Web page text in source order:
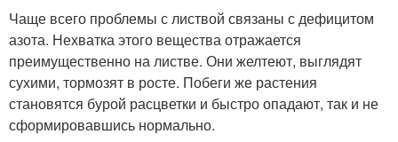
Чаще всего проблемы с листвой связаны с дефицитом
азота. Нехватка этого вещества отражается
преимущественно на листве. Они желтеют, выглядят
сухими, тормозят в росте. Побеги же растения
становятся бурой расцветки и быстро опадают, так и не
сформировавшись нормально.